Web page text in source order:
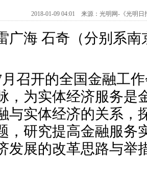
2018-01-09 04:01 来源： 光明网-《光明日
海 石奇（分别系南
开的全国金融工作
，为实体经济服务是
与实体经济的关系，
，研究提高金融服务
发展的改革思路与举